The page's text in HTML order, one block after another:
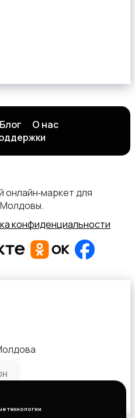
Блог
О нас
для
конфиденциальности
технологии